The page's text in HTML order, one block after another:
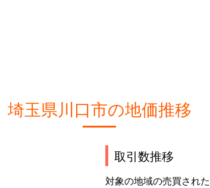
埼玉県川口市の地価推移
取引数推移
対象の地域の売買され